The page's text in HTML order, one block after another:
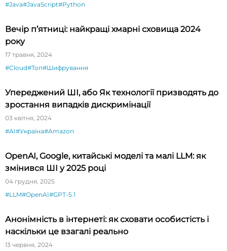
#Java#JavaScript#Python
Вечір п’ятниці: найкращі хмарні сховища 2024
року
17 травня, 2024
#Cloud#Топ#Шифрування
Упереджений ШІ, або Як технології призводять до
зростання випадків дискримінації
03 квітня, 2024
#AI#Україна#Amazon
OpenAI, Google, китайські моделі та малі LLM: як
змінився ШІ у 2025 році
04 грудня, 2025
#LLM#OpenAI#GPT-5.1
Анонімність в інтернеті: як сховати особистість і
наскільки це взагалі реально
13 червня, 2024